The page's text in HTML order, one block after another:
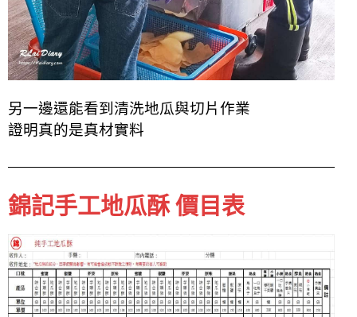
另一邊還能看到清洗地瓜與切片作業
證明真的是真材實料
錦記手工地瓜酥 價目表